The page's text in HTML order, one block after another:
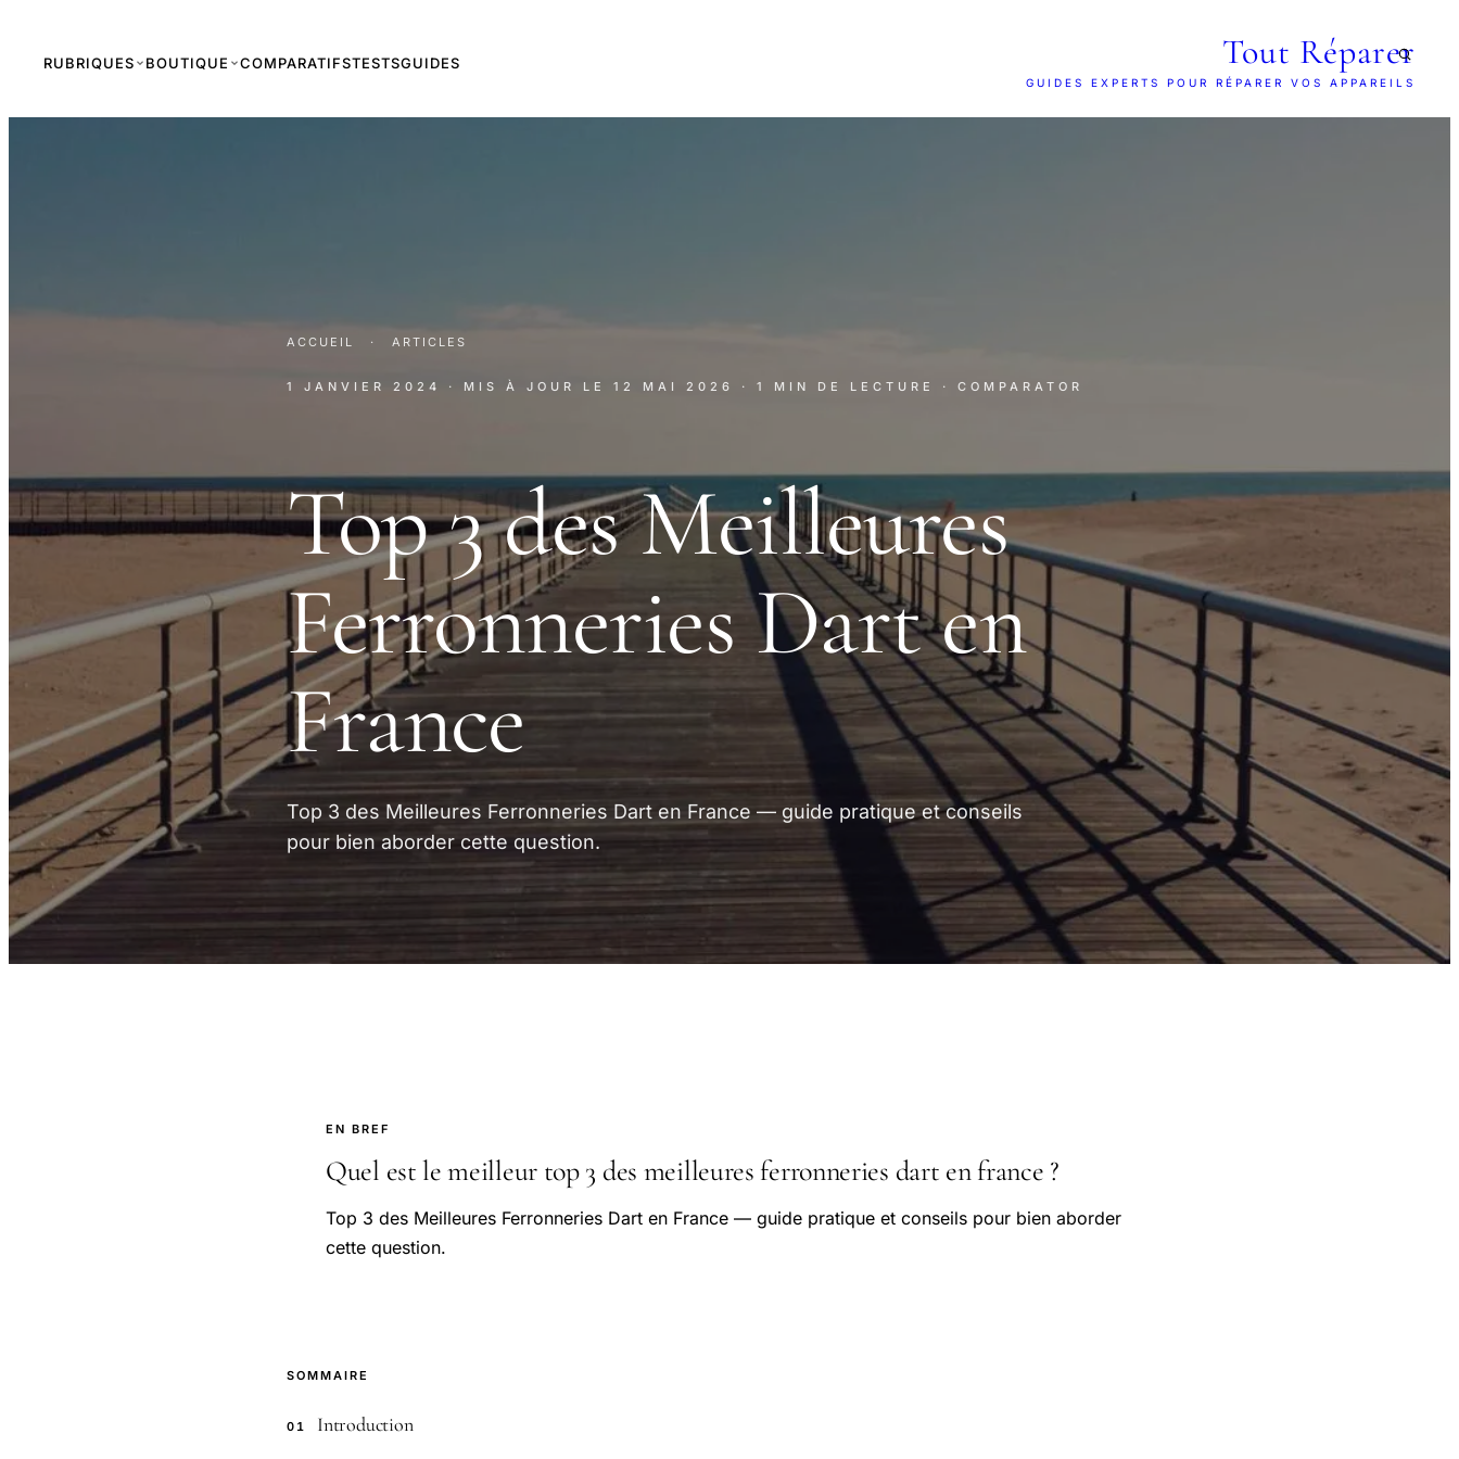
RUBRIQUES BOUTIQUE COMPARATIFSTESTSGUIDES Tout Réparer
GUIDES EXPERTS POUR RÉPARER VOS APPAREILS
ACCUEIL · ARTICLES
1 JANVIER 2024 · MIS À JOUR LE 12 MAI 2026 · 1 MIN DE LECTURE · COMPARATOR
Top 3 des Meilleures
Ferronneries Dart en
France
Top 3 des Meilleures Ferronneries Dart en France — guide pratique et conseils
pour bien aborder cette question.
EN BREF
Quel est le meilleur top 3 des meilleures ferronneries dart en france ?
Top 3 des Meilleures Ferronneries Dart en France — guide pratique et conseils pour bien aborder
cette question.
SOMMAIRE
01 Introduction